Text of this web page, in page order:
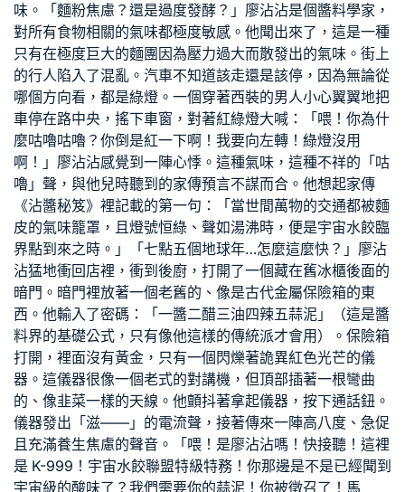
味。「麵粉焦慮？還是過度發酵？」廖沾沾是個醬料學家，
對所有食物相關的氣味都極度敏感。他聞出來了，這是一種
只有在極度巨大的麵團因為壓力過大而散發出的氣味。街上
的行人陷入了混亂。汽車不知道該走還是該停，因為無論從
哪個方向看，都是綠燈。一個穿著西裝的男人小心翼翼地把
車停在路中央，搖下車窗，對著紅綠燈大喊：「喂！你為什
麼咕嚕咕嚕？你倒是紅一下啊！我要向左轉！綠燈沒用
啊！」廖沾沾感覺到一陣心悸。這種氣味，這種不祥的「咕
嚕」聲，與他兒時聽到的家傳預言不謀而合。他想起家傳
《沾醬秘笈》裡記載的第一句：「當世間萬物的交通都被麵
皮的氣味籠罩，且燈號恒綠、聲如湯沸時，便是宇宙水餃臨
界點到來之時。」「七點五個地球年…怎麼這麼快？」廖沾
沾猛地衝回店裡，衝到後廚，打開了一個藏在舊冰櫃後面的
暗門。暗門裡放著一個老舊的、像是古代金屬保險箱的東
西。他輸入了密碼：「一醬二醋三油四辣五蒜泥」（這是醬
料界的基礎公式，只有像他這樣的傳統派才會用）。保險箱
打開，裡面沒有黃金，只有一個閃爍著詭異紅色光芒的儀
器。這儀器很像一個老式的對講機，但頂部插著一根彎曲
的、像韭菜一樣的天線。他顫抖著拿起儀器，按下通話鈕。
儀器發出「滋——」的電流聲，接著傳來一陣高八度、急促
且充滿養生焦慮的聲音。「喂！是廖沾沾嗎！快接聽！這裡
是 K-999！宇宙水餃聯盟特級特務！你那邊是不是已經聞到
宇宙級的酸味了？我們需要你的蒜泥！你被徵召了！馬